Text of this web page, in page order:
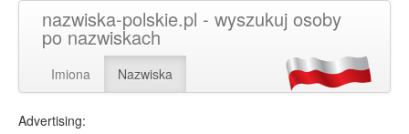
nazwiska-polskie.pl - wyszukuj osoby
po nazwiskach
Imiona Nazwiska
Advertising: